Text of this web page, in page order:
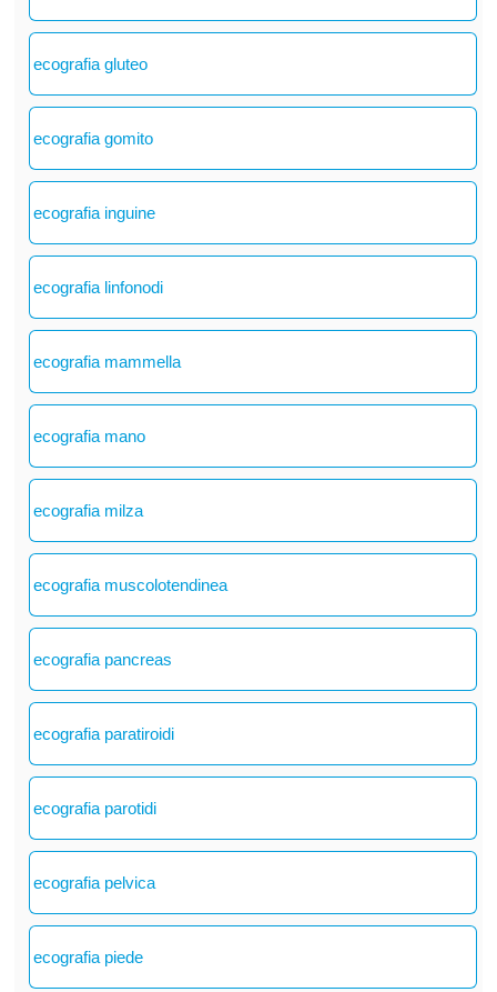
ecografia gluteo
ecografia gomito
ecografia inguine
ecografia linfonodi
ecografia mammella
ecografia mano
ecografia milza
ecografia muscolotendinea
ecografia pancreas
ecografia paratiroidi
ecografia parotidi
ecografia pelvica
ecografia piede